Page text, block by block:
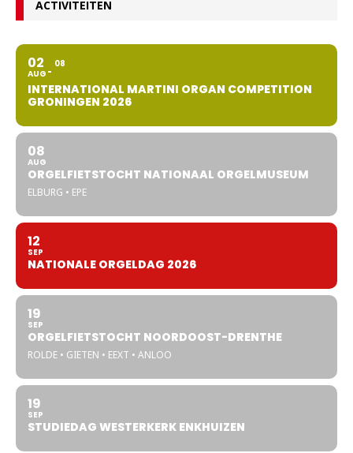
ACTIVITEITEN
02
AUG
08
INTERNATIONAL MARTINI ORGAN COMPETITION
GRONINGEN 2026
08
AUG
ORGELFIETSTOCHT NATIONAAL ORGELMUSEUM
ELBURG • EPE
12
SEP
NATIONALE ORGELDAG 2026
19
SEP
ORGELFIETSTOCHT NOORDOOST-DRENTHE
ROLDE • GIETEN • EEXT • ANLOO
19
SEP
STUDIEDAG WESTERKERK ENKHUIZEN